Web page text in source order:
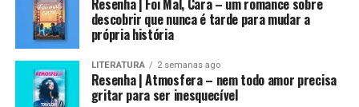
Resenha | Foi Mal, Cara – um romance sobre
descobrir que nunca é tarde para mudar a
própria história
LITERATURA 2 semanas ago
Resenha | Atmosfera – nem todo amor precisa
gritar para ser inesquecível